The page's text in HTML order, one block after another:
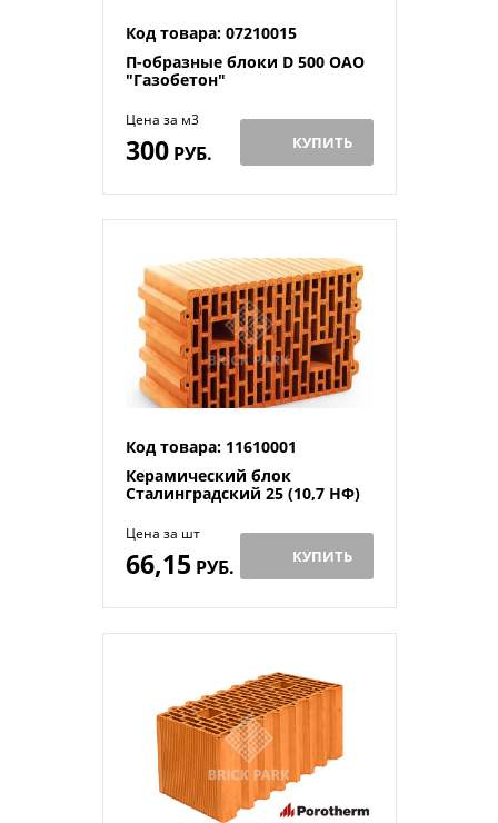
Код товара: 07210015
П-образные блоки D 500 ОАО
"Газобетон"
Цена за м3
300РУБ. КУПИТЬ
Код товара: 11610001
Керамический блок
Сталинградский 25 (10,7 НФ)
Цена за шт
66,15 РУБ. КУПИТЬ